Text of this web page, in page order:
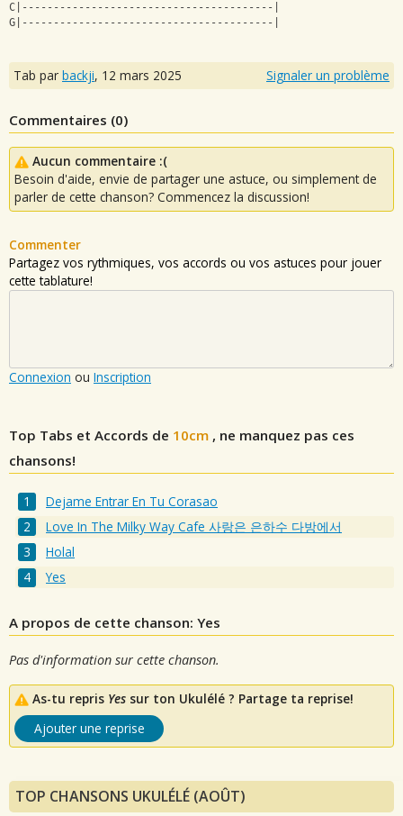
C|----------------------------------------|
G|----------------------------------------|
Tab par backji, 12 mars 2025 Signaler un problème
Commentaires (0)
Aucun commentaire :(
Besoin d'aide, envie de partager une astuce, ou simplement de
parler de cette chanson? Commencez la discussion!
Commenter
Partagez vos rythmiques, vos accords ou vos astuces pour jouer
cette tablature!
Connexion ou Inscription
Top Tabs et Accords de 10cm , ne manquez pas ces
chansons!
Dejame Entrar En Tu Corasao
Love In The Milky Way Cafe 사랑은 은하수 다방에서
Holal
Yes
A propos de cette chanson: Yes
Pas d'information sur cette chanson.
As-tu repris Yes sur ton Ukulélé ? Partage ta reprise!
Ajouter une reprise
TOP CHANSONS UKULÉLÉ (AOÛT)